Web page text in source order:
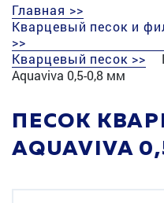
Главная >>
Кварцевый песок и
>>
Кварцевый песок >>
Aquaviva 0,5-0,8 мм
ПЕСОК
AQUAVIVA